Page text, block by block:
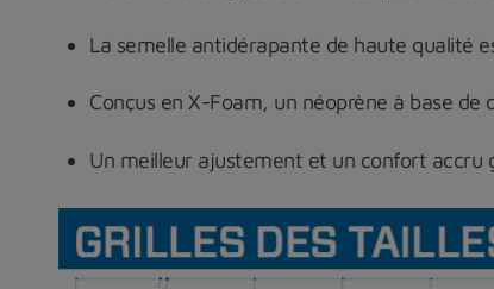
La semelle antidérapante de haute qualité
Conçus en X-Foam, un néoprène à base de
Un meilleur ajustement et un confort accru